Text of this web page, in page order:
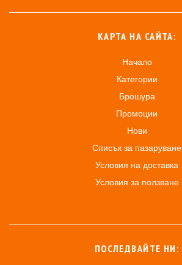
КАРТА НА САЙТА:
Начало
Категории
Брошура
Промоции
Нови
Списък за пазаруване
Условия на доставка
Условия за ползване
ПОСЛЕДВАЙТЕ НИ: